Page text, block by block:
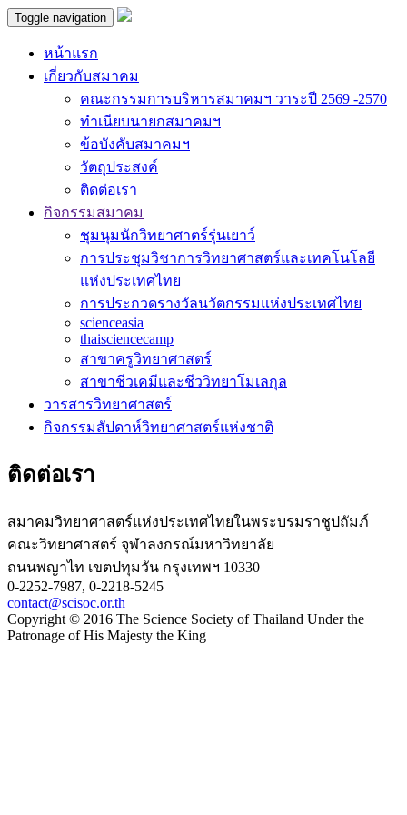
Toggle navigation
หน้าแรก
เกี่ยวกับสมาคม
คณะกรรมการบริหารสมาคมฯ วาระปี 2569 -2570
ทำเนียบนายกสมาคมฯ
ข้อบังคับสมาคมฯ
วัตถุประสงค์
ติดต่อเรา
กิจกรรมสมาคม
ชุมนุมนักวิทยาศาตร์รุ่นเยาว์
การประชุมวิชาการวิทยาศาสตร์และเทคโนโลยี
แห่งประเทศไทย
การประกวดรางวัลนวัตกรรมแห่งประเทศไทย
scienceasia
thaisciencecamp
สาขาครูวิทยาศาสตร์
สาขาชีวเคมีและชีววิทยาโมเลกุล
วารสารวิทยาศาสตร์
กิจกรรมสัปดาห์วิทยาศาสตร์แห่งชาติ
ติดต่อเรา
สมาคมวิทยาศาสตร์แห่งประเทศไทยในพระบรมราชูปถัมภ์
คณะวิทยาศาสตร์ จุฬาลงกรณ์มหาวิทยาลัย
ถนนพญาไท เขตปทุมวัน กรุงเทพฯ 10330
0-2252-7987, 0-2218-5245
contact@scisoc.or.th
Copyright © 2016 The Science Society of Thailand Under the
Patronage of His Majesty the King